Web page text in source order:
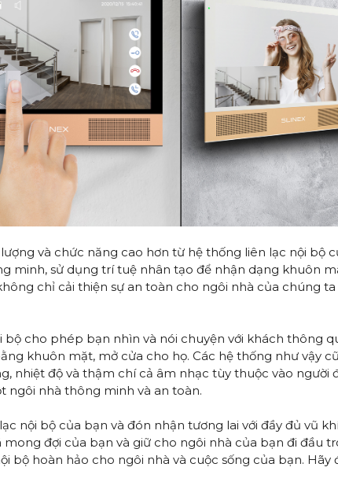
và chức năng cao hơn từ hệ thống liên lạc nội bộ
minh, sử dụng trí tuệ nhân tạo để nhận dạng khuôn
chỉ cải thiện sự an toàn cho ngôi nhà của chúng
cho phép bạn nhìn và nói chuyện với khách thông
khuôn mặt, mở cửa cho họ. Các hệ thống như vậy
nhiệt độ và thậm chí cả âm nhạc tùy thuộc vào
ngôi nhà thông minh và an toàn.
nội bộ của bạn và đón nhận tương lai với đầy đủ vũ
mong đợi của bạn và giữ cho ngôi nhà của bạn đi đầu
bộ hoàn hảo cho ngôi nhà và cuộc sống của bạn.